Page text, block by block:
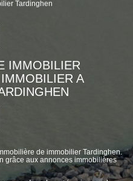
Tardinghen
IMMOBILIER
A
de immobilier Tardinghen.
grâce aux annonces immobilières